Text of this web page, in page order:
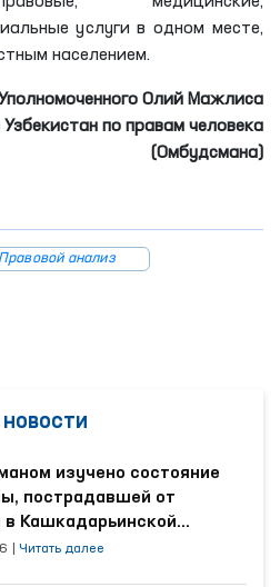
услуги в одном месте,
населением.
Олий Мажлиса
Узбекистан по правам человека
(Омбудсмана)
Правовой анализ
изучено состояние
пострадавшей от
в Кашкадарьинской
Читать далее